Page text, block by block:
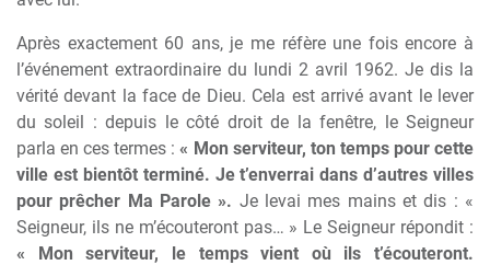
Après exactement 60 ans, je me réfère une fois encore à
l’événement extraordinaire du lundi 2 avril 1962. Je dis la
vérité devant la face de Dieu. Cela est arrivé avant le lever
du soleil : depuis le côté droit de la fenêtre, le Seigneur
parla en ces termes : « Mon serviteur, ton temps pour cette
ville est bientôt terminé. Je t’enverrai dans d’autres villes
pour prêcher Ma Parole ». Je levai mes mains et dis : «
Seigneur, ils ne m’écouteront pas… » Le Seigneur répondit :
« Mon serviteur, le temps vient où ils t’écouteront.